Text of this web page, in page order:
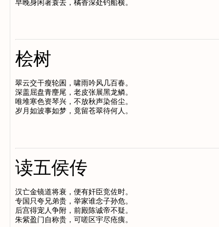
桧树
翠云交干瘦轮囷，啸雨吟风几百春。
深盖屈盘青麈尾，老皮张展黑龙鳞。
唯堆寒色资琴兴，不放秋声染俗尘。
读五侯传
汉亡金镜道将衰，便有奸臣竞佐时。
专国只夸兄弟贵，举家谁念子孙危。
后宫得宠人争附，前殿陈诚帝不疑。